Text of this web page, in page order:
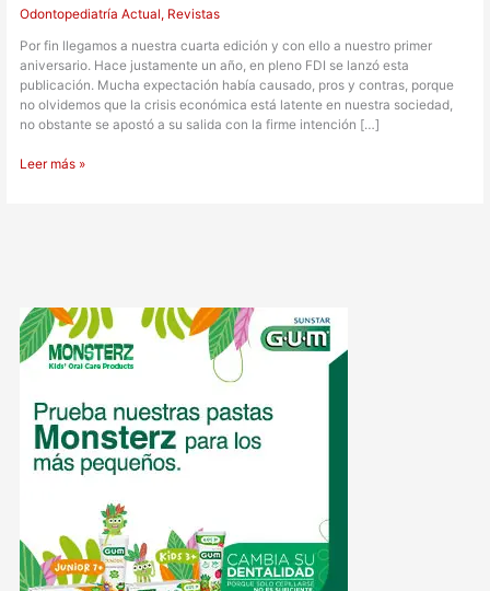
Odontopediatría Actual, Revistas
Por fin llegamos a nuestra cuarta edición y con ello a nuestro primer
aniversario. Hace justamente un año, en pleno FDI se lanzó esta
publicación. Mucha expectación había causado, pros y contras, porque
no olvidemos que la crisis económica está latente en nuestra sociedad,
no obstante se apostó a su salida con la firme intención […]
Leer más »